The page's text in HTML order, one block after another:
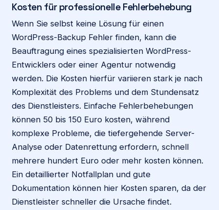
Kosten für professionelle Fehlerbehebung
Wenn Sie selbst keine Lösung für einen
WordPress-Backup Fehler finden, kann die
Beauftragung eines spezialisierten WordPress-
Entwicklers oder einer Agentur notwendig
werden. Die Kosten hierfür variieren stark je nach
Komplexität des Problems und dem Stundensatz
des Dienstleisters. Einfache Fehlerbehebungen
können 50 bis 150 Euro kosten, während
komplexe Probleme, die tiefergehende Server-
Analyse oder Datenrettung erfordern, schnell
mehrere hundert Euro oder mehr kosten können.
Ein detaillierter Notfallplan und gute
Dokumentation können hier Kosten sparen, da der
Dienstleister schneller die Ursache findet.